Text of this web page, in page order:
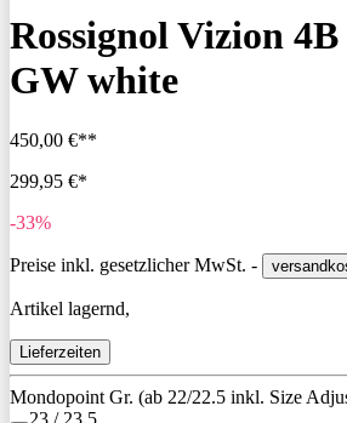
Rossignol Vizion
GW white
450,00 €**
299,95 €*
-33%
Preise inkl. gesetzlicher MwSt. -
Artikel lagernd,
Lieferzeiten
Mondopoint Gr. (ab 22/22.5 inkl. Size
23 / 23.5